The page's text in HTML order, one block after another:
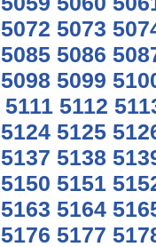
5072 5073
5085 5086
5098 5099
5111 5112
5124 5125
5137 5138
5150 5151
5163 5164
5176 5177